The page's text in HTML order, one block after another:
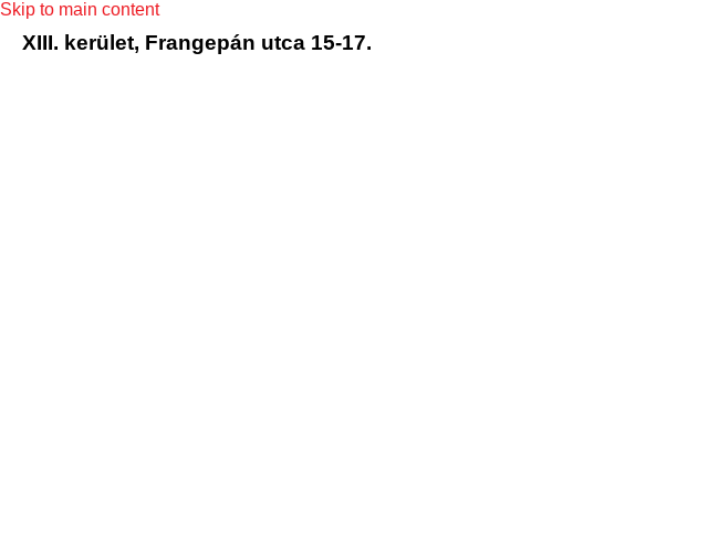
Skip to main content
XIII. kerület, Frangepán utca 15-17.